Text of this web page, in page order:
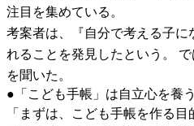
注目を集めている。
考案者は、『自分で考える子
れることを発見したという。
を聞いた。
●「こども手帳」は自立心を養
「まずは、こども手帳を作る